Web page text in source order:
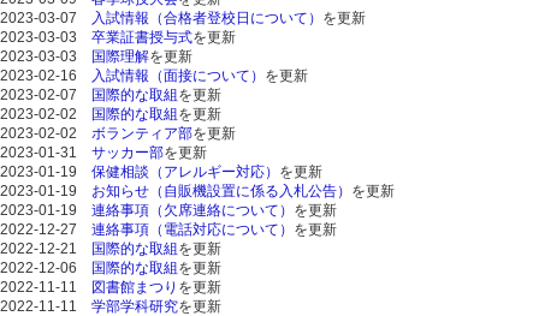
2023-03-07
入試情報（合格者登校日について） を更新
2023-03-03 卒業証書授与式を更新
2023-03-03
国際理解を更新
2023-02-16
入試情報（面接について） を更新
2023-02-07
国際的な取組 を更新
2023-02-02
国際的な取組 を更新
2023-02-02 ボランティア部を更新
2023-01-31 サッカー部を更新
2023-01-19 保健相談（アレルギー対応） を更新
2023-01-19 お知らせ（自販機設置に係る入札公告） を更新
2023-01-19 連絡事項（欠席連絡について） を更新
2022-12-27 連絡事項 （電話対応について） を更新
2022-12-21
国際的な取組 を更新
2022-12-06
国際的な取組 を更新
2022-11-11
図書館まつり を更新
2022-11-11 学部学科研究を更新